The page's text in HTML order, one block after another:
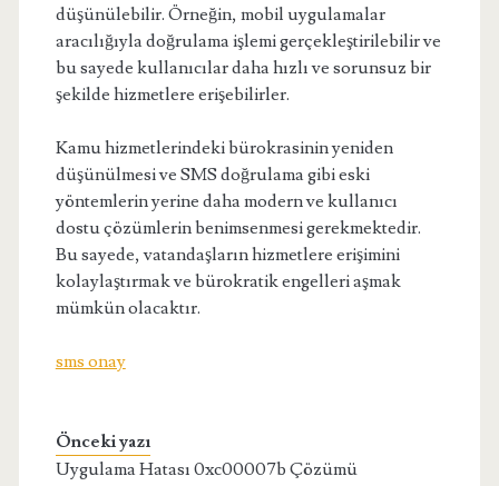
düşünülebilir. Örneğin, mobil uygulamalar
aracılığıyla doğrulama işlemi gerçekleştirilebilir ve
bu sayede kullanıcılar daha hızlı ve sorunsuz bir
şekilde hizmetlere erişebilirler.
Kamu hizmetlerindeki bürokrasinin yeniden
düşünülmesi ve SMS doğrulama gibi eski
yöntemlerin yerine daha modern ve kullanıcı
dostu çözümlerin benimsenmesi gerekmektedir.
Bu sayede, vatandaşların hizmetlere erişimini
kolaylaştırmak ve bürokratik engelleri aşmak
mümkün olacaktır.
sms onay
Önceki yazı
Uygulama Hatası 0xc00007b Çözümü